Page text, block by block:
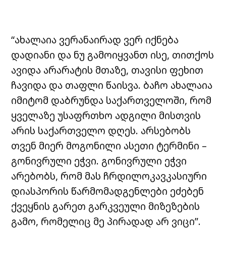
“ახალაია ვერანაირად ვერ იქნება
დადიანი და ნუ გამოიყვანთ ისე, თითქოს
ავიდა არარატის მთაზე, თავისი ფეხით
ჩავიდა და თაფლი წაისვა. ბაჩო ახალაია
იმიტომ დაბრუნდა საქართველოში, რომ
ყველაზე უსაფრთხო ადგილი მისთვის
არის საქართველო დღეს. არსებობს
თვენ მიერ მოგონილი ასეთი ტერმინი –
გონივრული ეჭვი. გონივრული ეჭვი
არებობს, რომ მას ჩრდილოკავკასიური
დიასპორის წარმომადგენლები ეძებენ
ქვეყნის გარეთ გარკვეული მიზეზების
გამო, რომელიც მე პირადად არ ვიცი”.